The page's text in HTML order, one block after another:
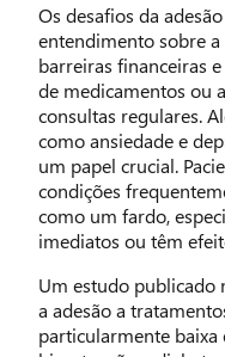
Os desafios da
entendimento sobre
barreiras financeiras
de medicamentos ou
consultas regulares.
como ansiedade e
um papel crucial.
condições
como um fardo,
imediatos ou têm
Um estudo publicado
a adesão a
particularmente baixa